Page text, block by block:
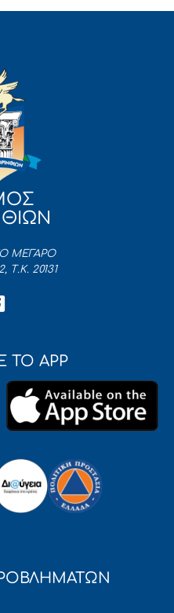
ΜΕΓΑΡΟ
Τ.Κ. 20131
ΤΟ APP